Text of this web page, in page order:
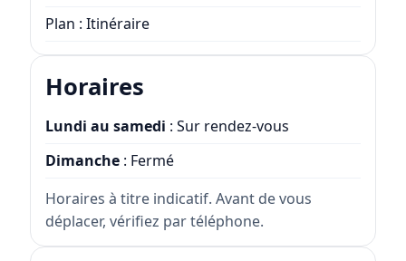
Plan : Itinéraire
Horaires
Lundi au samedi : Sur rendez-vous
Dimanche: Fermé
Horaires à titre indicatif. Avant de vous
déplacer, vérifiez par téléphone.